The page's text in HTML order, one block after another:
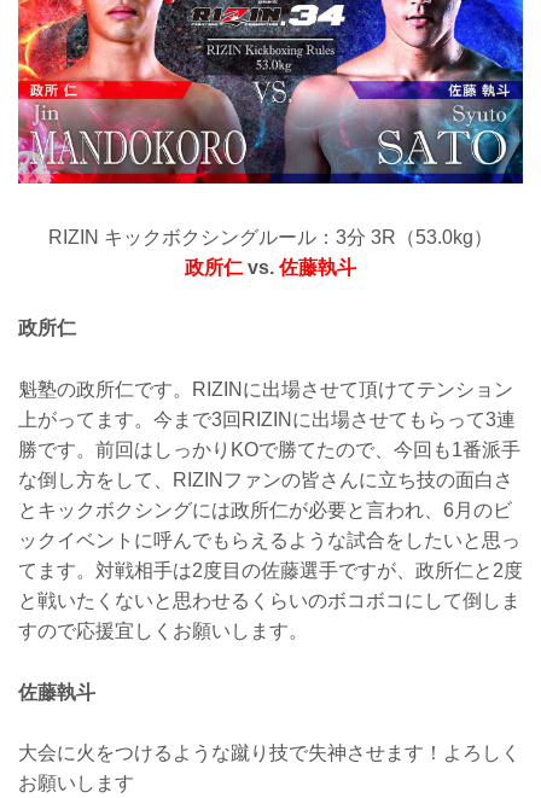
RIZIN キックボクシングルール：3分 3R（53.0kg）
政所仁 vs. 佐藤執斗
政所仁
魁塾の政所仁です。RIZINに出場させて頂けてテンション
上がってます。今まで3回RIZINに出場させてもらって3連
勝です。前回はしっかりKOで勝てたので、今回も1番派手
な倒し方をして、RIZINファンの皆さんに立ち技の面白さ
とキックボクシングには政所仁が必要と言われ、6月のビ
ックイベントに呼んでもらえるような試合をしたいと思っ
てます。対戦相手は2度目の佐藤選手ですが、政所仁と2度
と戦いたくないと思わせるくらいのボコボコにして倒しま
すので応援宜しくお願いします。
佐藤執斗
大会に火をつけるような蹴り技で失神させます！よろしく
お願いします